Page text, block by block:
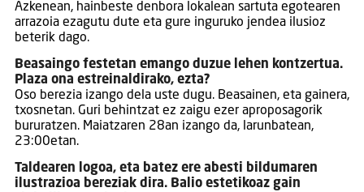
Azkenean, hainbeste denbora lokalean sartuta egotearen
arrazoia ezagutu dute eta gure inguruko jendea ilusioz
beterik dago.
Beasaingo festetan emango duzue lehen kontzertua.
Plaza ona estreinaldirako, ezta?
Oso berezia izango dela uste dugu. Beasainen, eta gainera,
txosnetan. Guri behintzat ez zaigu ezer aproposagorik
bururatzen. Maiatzaren 28an izango da, larunbatean,
23:00etan.
Taldearen logoa, eta batez ere abesti bildumaren
ilustrazioa bereziak dira. Balio estetikoaz gain